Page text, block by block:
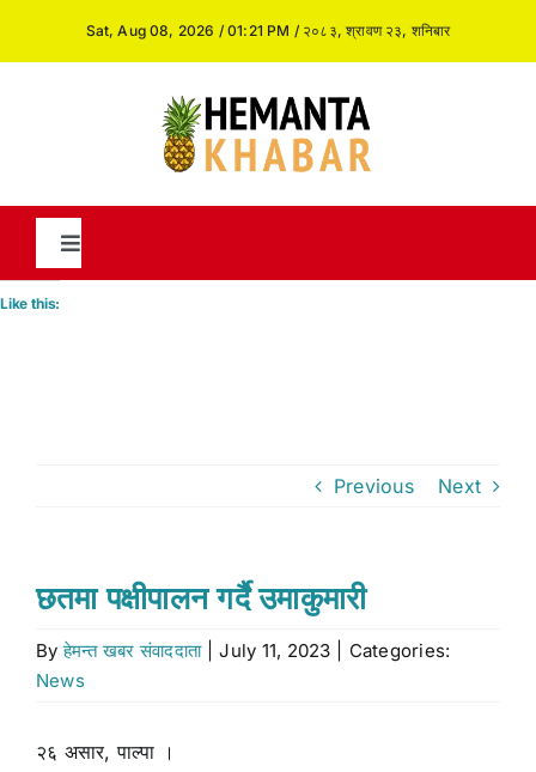
Sat, Aug 08, 2026 / 01:21 PM / २०८३, श्रावण २३, शनिबार
Toggle
Navigation
Stock market
Don’t Miss
for:
Like this:
Previous Next
छतमा पक्षीपालन गर्दै उमाकुमारी
Byहेमन्त खबर संवाददाता July 11, 2023
Categories:
News
२६ असार, पाल्पा ।